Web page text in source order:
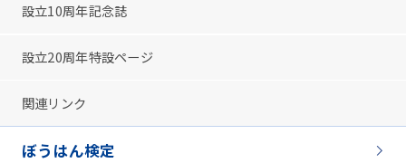
設立10周年記念誌
設立20周年特設ページ
関連リンク
ぼうはん検定